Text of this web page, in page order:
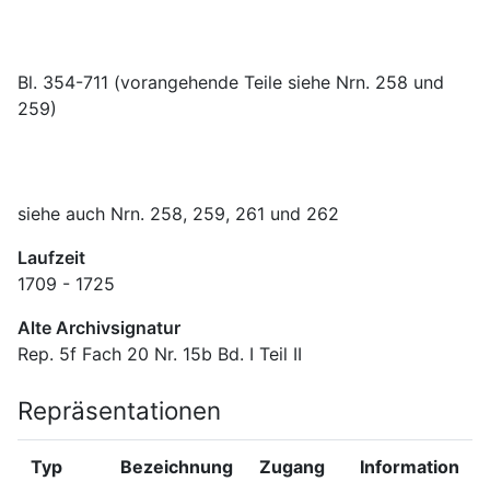
Bl. 354-711 (vorangehende Teile siehe Nrn. 258 und
siehe auch Nrn. 258, 259, 261 und 262
Laufzeit
1709 - 1725
Alte Archivsignatur
Rep. 5f Fach 20 Nr. 15b Bd. I Teil II
Repräsentationen
Typ Bezeichnung Zugang Information